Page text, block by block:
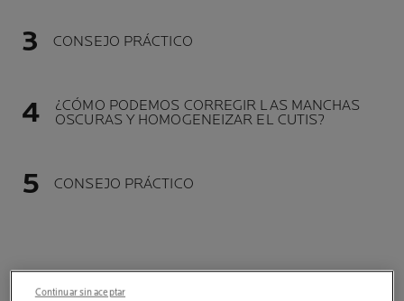
CONSEJO PRÁCTICO
¿CÓMO PODEMOS CORREGIR LAS MANCHAS
OSCURAS Y HOMOGENEIZAR EL CUTIS?
CONSEJO PRÁCTICO
Continuar sin aceptar